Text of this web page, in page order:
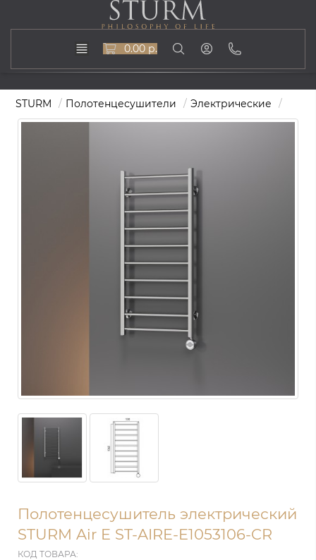
0.00 р.
STURM Полотенцесушители Электрические
Полотенцесушитель электрический
STURM Air E ST-AIRE-E1053106-CR
КОД ТОВАРА: